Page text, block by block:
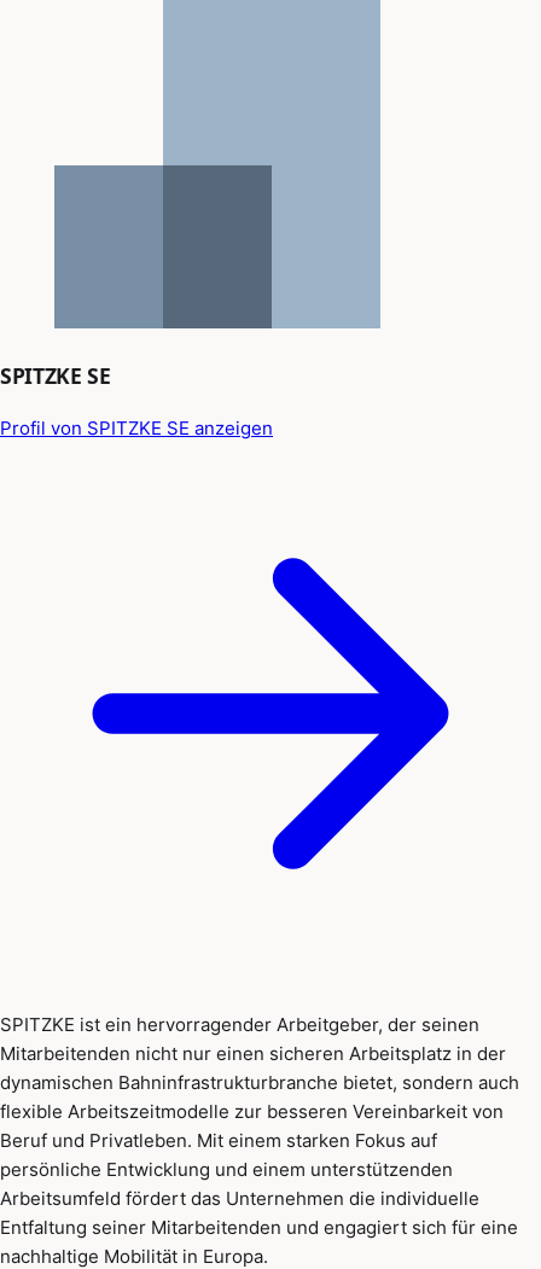
SPITZKE SE
Profil von SPITZKE SE anzeigen
SPITZKE ist ein hervorragender Arbeitgeber, der seinen
Mitarbeitenden nicht nur einen sicheren Arbeitsplatz in der
dynamischen Bahninfrastrukturbranche bietet, sondern auch
flexible Arbeitszeitmodelle zur besseren Vereinbarkeit von
Beruf und Privatleben. Mit einem starken Fokus auf
persönliche Entwicklung und einem unterstützenden
Arbeitsumfeld fördert das Unternehmen die individuelle
Entfaltung seiner Mitarbeitenden und engagiert sich für eine
nachhaltige Mobilität in Europa.